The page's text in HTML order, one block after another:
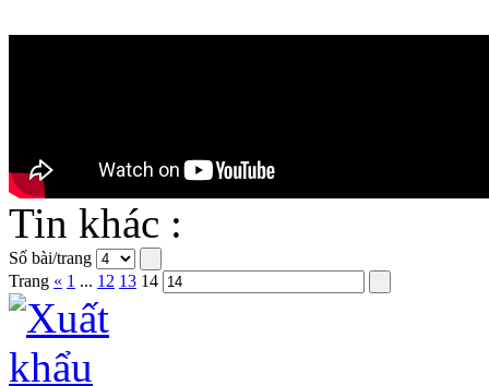
Tin khác :
Số bài/trang
Trang « 1 ... 12 13 14